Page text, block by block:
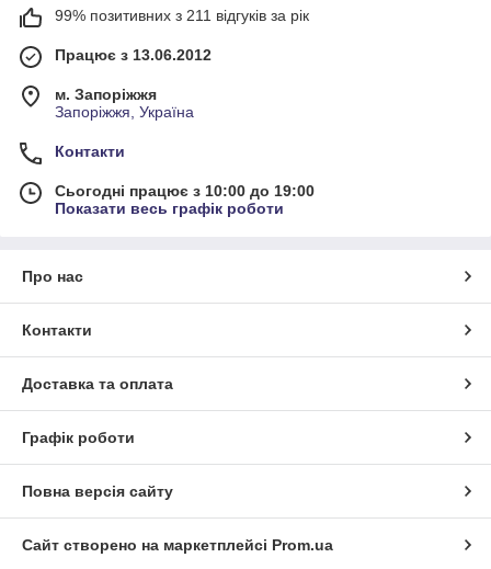
99% позитивних з 211 відгуків за рік
Працює з 13.06.2012
м. Запоріжжя
Запоріжжя, Україна
Контакти
Сьогодні працює з 10:00 до 19:00
Показати весь графік роботи
Про нас
Контакти
Доставка та оплата
Графік роботи
Повна версія сайту
Сайт створено на маркетплейсі Prom.ua